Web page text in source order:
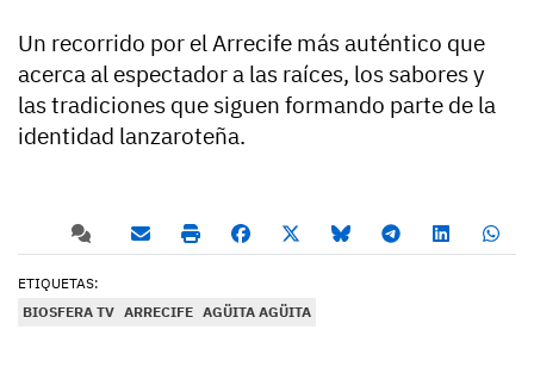
Un recorrido por el Arrecife más auténtico que
acerca al espectador a las raíces, los sabores y
las tradiciones que siguen formando parte de la
identidad lanzaroteña.
ETIQUETAS:
BIOSFERA TV ARRECIFE AGÜITA AGÜITA